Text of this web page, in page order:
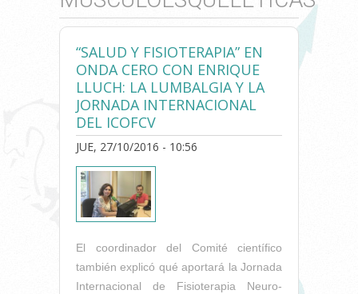
“SALUD Y FISIOTERAPIA” EN
ONDA CERO CON ENRIQUE
LLUCH: LA LUMBALGIA Y LA
JORNADA INTERNACIONAL
DEL ICOFCV
JUE, 27/10/2016 - 10:56
El coordinador del Comité científico
también explicó qué aportará la Jornada
Internacional de Fisioterapia Neuro-